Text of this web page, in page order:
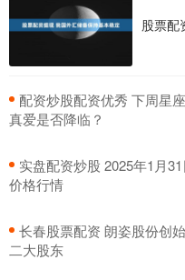
股票配
配资炒股配资优秀 下周星
真爱是否降临？
实盘配资炒股 2025年1月
价格行情
长春股票配资 朗姿股份创
二大股东